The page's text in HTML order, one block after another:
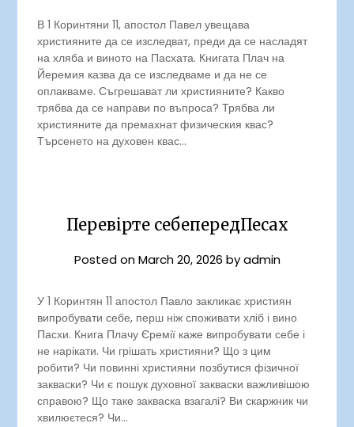
В 1 Коринтяни 11, апостол Павел увещава
християните да се изследват, преди да се насладят
на хляба и виното на Пасхата. Книгата Плач на
Йеремия казва да се изследваме и да не се
оплакваме. Съгрешават ли християните? Какво
трябва да се направи по въпроса? Трябва ли
християните да премахнат физическия квас?
Търсенето на духовен квас…
Перевірте себепередПесах
Posted onMarch 20, 2026 byadmin
У 1 Коринтян 11 апостол Павло закликає християн
випробувати себе, перш ніж споживати хліб і вино
Пасхи. Книга Плачу Єремії каже випробувати себе і
не нарікати. Чи грішать християни? Що з цим
робити? Чи повинні християни позбутися фізичної
закваски? Чи є пошук духовної закваски важливішою
справою? Що таке закваска взагалі? Ви скаржник чи
хвилюєтеся? Чи…